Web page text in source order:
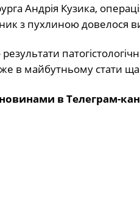
Андрія Кузика,
з пухлиною довелося
в майбутньому стати
в Телеграм-